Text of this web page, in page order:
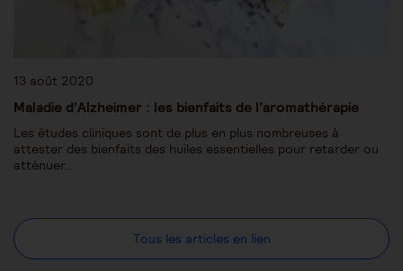
13 août 2020
Maladie d’Alzheimer : les bienfaits de l’aromathérapie
Les études cliniques sont de plus en plus nombreuses à
attester des bienfaits des huiles essentielles pour retarder ou
atténuer…
Tous les articles en lien